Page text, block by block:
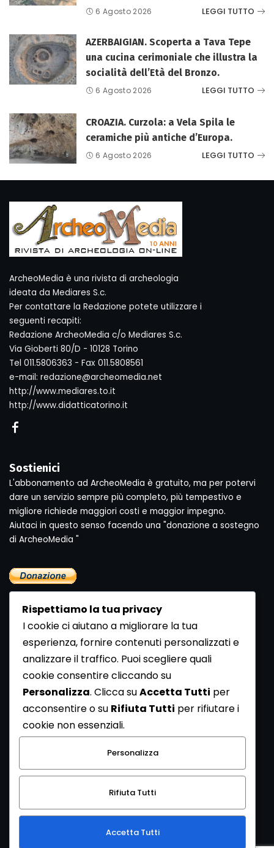
6 Agosto 2026 LEGGI TUTTO
AZERBAIGIAN. Scoperta a Tava Tepe
una cucina cerimoniale che illustra la
socialità dell’Età del Bronzo.
6 Agosto 2026 LEGGI TUTTO
CROAZIA. Curzola: a Vela Spila le
ceramiche più antiche d’Europa.
6 Agosto 2026 LEGGI TUTTO
ArcheoMedia è una rivista di archeologia
ideata da Mediares S.c.
Per contattare la Redazione potete utilizzare i
seguenti recapiti:
Redazione ArcheoMedia c/o Mediares S.c.
Via Gioberti 80/D - 10128 Torino
Tel 011.5806363 - Fax 011.5808561
e-mail: redazione@archeomedia.net
http://www.mediares.to.it
http://www.didatticatorino.it
Sostienici
L'abbonamento ad ArcheoMedia è gratuito, ma per potervi
dare un servizio sempre più completo, più tempestivo e
migliore richiede maggiori costi e maggior impegno.
Aiutaci in questo senso facendo una "donazione a sostegno
di ArcheoMedia "
Newsletter
Se vuoi ricevere la Rivista gratuita di archeologia realizzata
dalla Redazione di ArcheoMedia iscriviti alla nostra
Newsletter [Clicca Qui]
Con l'invio del messaggio l'utente dichiara di aver letto
l’informativa sulla privacy e di acconsentire al trattamento
dei propri dati personali.
Rispettiamo la tua privacy
I cookie ci aiutano a migliorare la tua
esperienza, fornire contenuti personalizzati e
analizzare il traffico. Puoi scegliere quali
cookie consentire cliccando su
Personalizza. Clicca suAccetta Tutti per
acconsentire o su Rifiuta Tutti per rifiutare i
cookie non essenziali.
Personalizza
Rifiuta Tutti
Accetta Tutti